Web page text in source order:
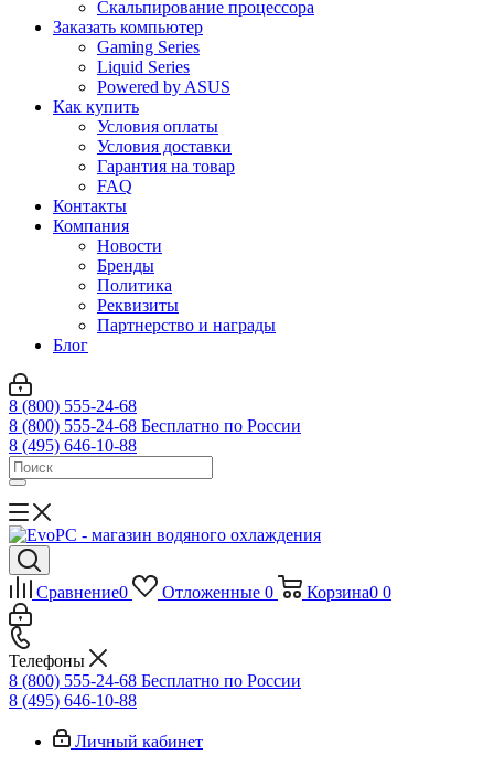
Скальпирование процессора
Заказать компьютер
Gaming Series
Liquid Series
Powered by ASUS
Как купить
Условия оплаты
Условия доставки
Гарантия на товар
FAQ
Контакты
Компания
Новости
Бренды
Политика
Реквизиты
Партнерство и награды
Блог
8 (800) 555-24-68
8 (800) 555-24-68 Бесплатно по России
8 (495) 646-10-88
Сравнение0 Отложенные 0 Корзина0 0
Телефоны
8 (800) 555-24-68 Бесплатно по России
8 (495) 646-10-88
Личный кабинет